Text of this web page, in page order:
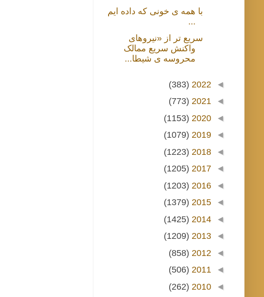
با همه ی خونی که داده ایم
...
سریع تر از «نیروهای
واکنش سریع ممالک
محروسه ی شیطا...
◄
2022
(383)
◄
2021
(773)
◄
2020
(1153)
◄
2019
(1079)
◄
2018
(1223)
◄
2017
(1205)
◄
2016
(1203)
◄
2015
(1379)
◄
2014
(1425)
◄
2013
(1209)
◄
2012
(858)
◄
2011
(506)
◄
2010
(262)